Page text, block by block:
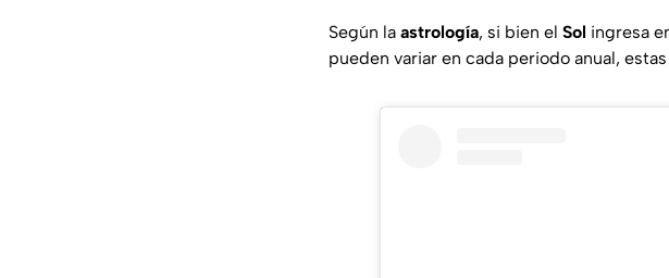
Según la astrología, si bien el Sol ingresa
pueden variar en cada periodo anual,